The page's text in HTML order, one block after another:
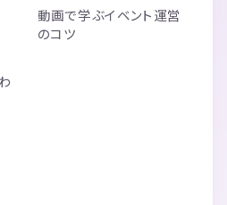
動画で学ぶイベント運営
のコツ